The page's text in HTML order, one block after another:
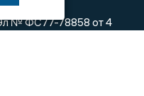
№ ФС77-78858 от 4
из реестра